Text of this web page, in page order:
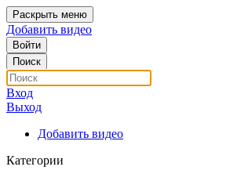
Раскрыть меню
Добавить видео
Войти
Поиск
Вход
Выход
Добавить видео
Категории